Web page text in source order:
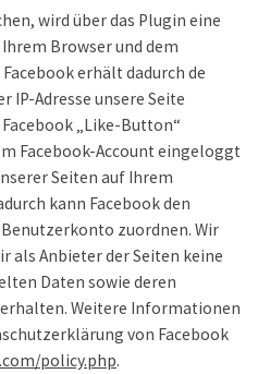
wird über das Plugin eine
Browser und dem
erhält dadurch de
IP-Adresse unsere Seite
„Like-Button“
Facebook-Account eingeloggt
Seiten auf Ihrem
kann Facebook den
zuordnen. Wir
als Anbieter der Seiten keine
Daten sowie deren
Weitere Informationen
von Facebook
policy.php.